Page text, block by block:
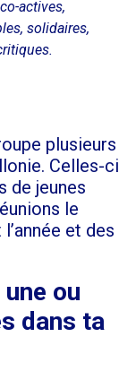
actives,
solidaires,
plusieurs
Celles-ci
de jeunes
le
et des
ou
dans ta